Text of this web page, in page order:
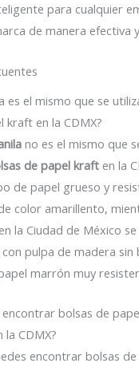
para cualquier
de manera efectiva
es el mismo que se
kraft en la CDMX?
no es el mismo que
de papel kraft en la
de papel grueso y
color amarillento,
la Ciudad de México
pulpa de madera sin
marrón muy
bolsas de
la CDMX?
encontrar bolsas